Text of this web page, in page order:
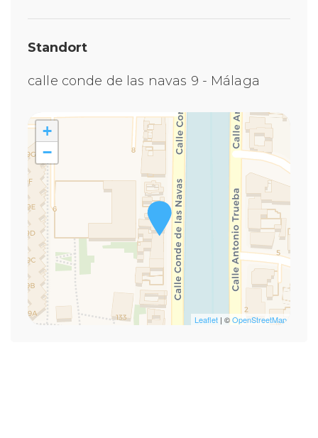
Shampoo
Unabhängige Heizung / Klimaanlage
Standort
calle conde de las navas 9 - Málaga
+
−
Leaflet | ©OpenStreetMap